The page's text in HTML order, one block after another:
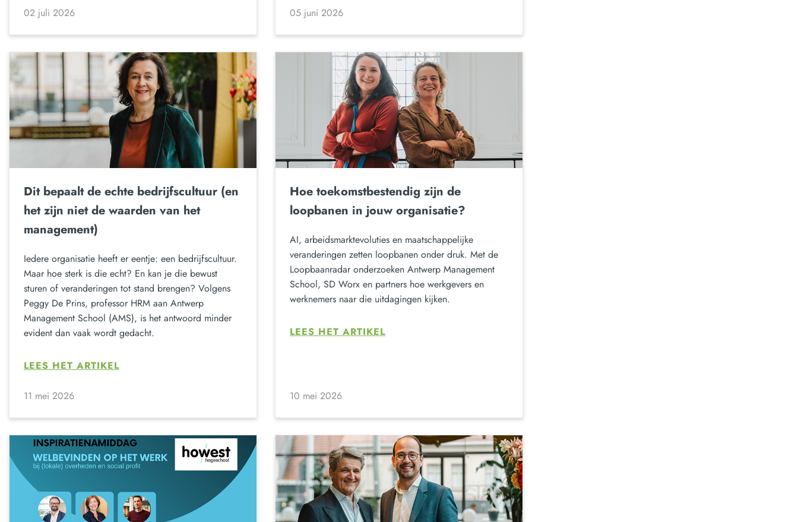
02 juli 2026 05 juni 2026
Dit bepaalt de echte bedrijfscultuur (en
het zijn niet de waarden van het
management)
Iedere organisatie heeft er eentje: een bedrijfscultuur.
Maar hoe sterk is die echt? En kan je die bewust
sturen of veranderingen tot stand brengen? Volgens
Peggy De Prins, professor HRM aan Antwerp
Management School (AMS), is het antwoord minder
evident dan vaak wordt gedacht.
LEES HET ARTIKEL
11 mei 2026
Hoe toekomstbestendig zijn de
loopbanen in jouw organisatie?
AI, arbeidsmarktevoluties en maatschappelijke
veranderingen zetten loopbanen onder druk. Met de
Loopbaanradar onderzoeken Antwerp Management
School, SD Worx en partners hoe werkgevers en
werknemers naar die uitdagingen kijken.
LEES HET ARTIKEL
10 mei 2026